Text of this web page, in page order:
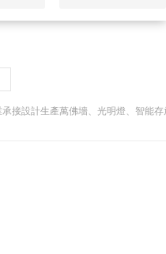
接設計生產萬佛墻、光明燈、智能存